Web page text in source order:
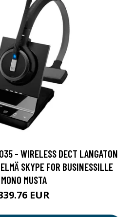
- WIRELESS DECT LANGATON
SKYPE FOR BUSINESSILLE
MONO MUSTA
EUR